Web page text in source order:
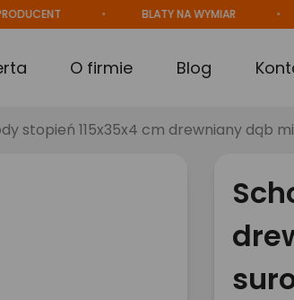
BLATY NA WYMIAR
O firmie Blog
stopień 115x35x4 cm drewniany dąb